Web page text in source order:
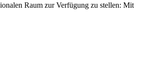
Raum zur Verfügung zu stellen: Mit